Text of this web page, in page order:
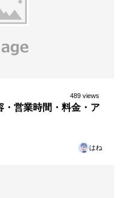
489 views
・営業時間・料金・ア
はね